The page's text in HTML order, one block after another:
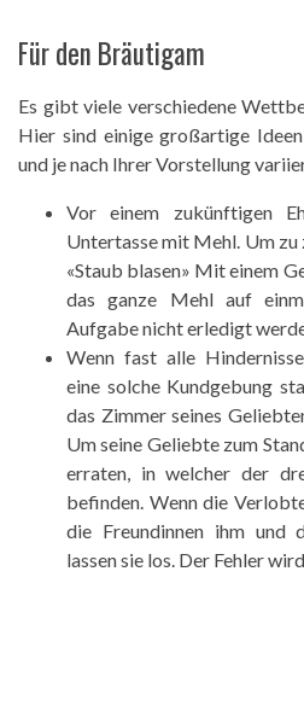
Für den Bräutigam
Es gibt viele verschiedene
Hier sind einige großartige
und je nach Ihrer Vorstellung
Vor einem zukünftigen
Untertasse mit Mehl. Um zu
«Staub blasen» Mit einem
das ganze Mehl auf
Aufgabe nicht erledigt
Wenn fast alle
eine solche Kundgebung
das Zimmer seines
Um seine Geliebte zum
erraten, in welcher der
befinden. Wenn die
die Freundinnen ihm und
lassen sie los. Der Fehler